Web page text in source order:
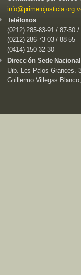
Teléfonos
(0212) 285-83-91 / 87-50 /
(0212) 286-73-03 / 88-55
(0414) 150-32-30
Dirección Sede
Urb. Los Palos Grandes,
Guillermo Villegas